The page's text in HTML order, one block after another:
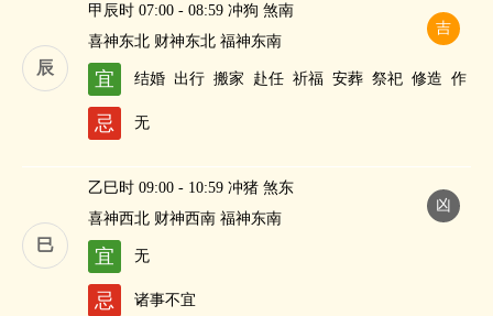
辰
吉
甲辰时 07:00 - 08:59 冲狗 煞南
喜神东北 财神东北 福神东南
宜 结婚 出行 搬家 赴任 祈福 安葬 祭祀 修造 作
忌 无
巳
凶
乙巳时 09:00 - 10:59 冲猪 煞东
喜神西北 财神西南 福神东南
宜 无
忌 诸事不宜